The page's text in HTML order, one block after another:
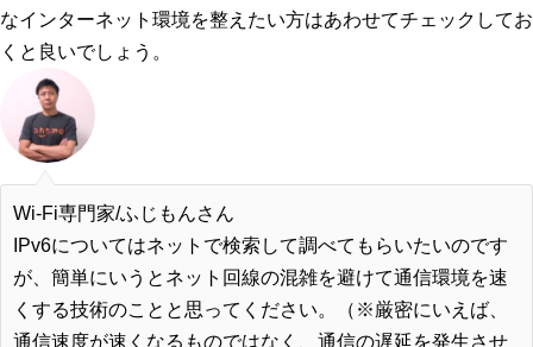
なインターネット環境を整えたい方はあわせてチェックしてお
くと良いでしょう。
Wi-Fi専門家/ふじもんさん
IPv6についてはネットで検索して調べてもらいたいのです
が、簡単にいうと ネット回線の混雑を避けて通信環境を速
くする技術のこと と思ってください。（※厳密にいえば、
通信速度が速くなるものではなく、通信の遅延を発生させ